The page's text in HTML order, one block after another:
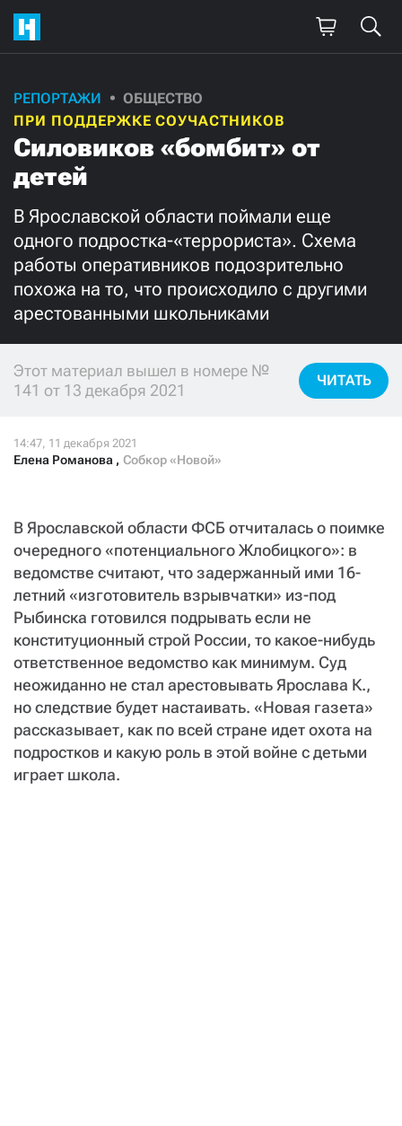
РЕПОРТАЖИ
ОБЩЕСТВО
ПРИ ПОДДЕРЖКЕ СОУЧАСТНИКОВ
Силовиков «бомбит» от
детей
В Ярославской области поймали еще
одного подростка-«террориста». Схема
работы оперативников подозрительно
похожа на то, что происходило с другими
арестованными школьниками
Этот материал вышел в номере №
141 от 13 декабря 2021
ЧИТАТЬ
Елена Романова , Собкор «Новой»
В Ярославской области ФСБ отчиталась о поимке
очередного «потенциального Жлобицкого»: в
ведомстве считают, что задержанный ими 16-
летний «изготовитель взрывчатки» из-под
Рыбинска готовился подрывать если не
конституционный строй России, то какое-нибудь
ответственное ведомство как минимум. Суд
неожиданно не стал арестовывать Ярослава К.,
но следствие будет настаивать. «Новая газета»
рассказывает, как по всей стране идет охота на
подростков и какую роль в этой войне с детьми
играет школа.
Поддержите
нашу работу!
Ежемесячно
3000 1000
500 300
Нажимая кнопку «Стать соучастником»,
я принимаю условия и подтверждаю свое гражданство РФ
ПОДЕЛИТЬСЯ С ДРУЗЬЯМИ
Если у вас есть вопросы, пишите